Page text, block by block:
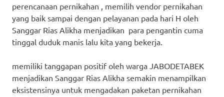
perencanaan pernikahan , memilih vendor pernikahan
yang baik sampai dengan pelayanan pada hari H oleh
Sanggar Rias Alikha menjadikan para pengantin cuma
tinggal duduk manis lalu kita yang bekerja.
memiliki tanggapan positif oleh warga JABODETABEK
menjadikan Sanggar Rias Alikha semakin menampilkan
eksistensinya untuk mengadakan paketan pernikahan